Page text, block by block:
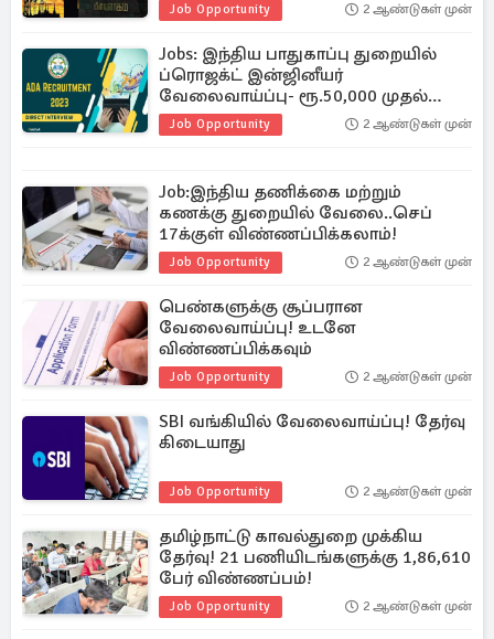
Job Opportunity 2 ஆண்டுகள் முன்
Jobs: இந்திய பாதுகாப்பு துறையில்
ப்ரொஜக்ட் இன்ஜினீயர்
வேலைவாய்ப்பு- ரூ.50,000 முதல்
70,000 வரை சம்பளம்
Job Opportunity 2 ஆண்டுகள் முன்
Job:இந்திய தணிக்கை மற்றும்
கணக்கு துறையில் வேலை..செப்
17க்குள் விண்ணப்பிக்கலாம்!
Job Opportunity 2 ஆண்டுகள் முன்
பெண்களுக்கு சூப்பரான
வேலைவாய்ப்பு! உடனே
விண்ணப்பிக்கவும்
Job Opportunity 2 ஆண்டுகள் முன்
SBI வங்கியில் வேலைவாய்ப்பு! தேர்வு
கிடையாது
Job Opportunity 2 ஆண்டுகள் முன்
தமிழ்நாட்டு காவல்துறை முக்கிய
தேர்வு! 21 பணியிடங்களுக்கு 1,86,610
பேர் விண்ணப்பம்!
Job Opportunity 2 ஆண்டுகள் முன்